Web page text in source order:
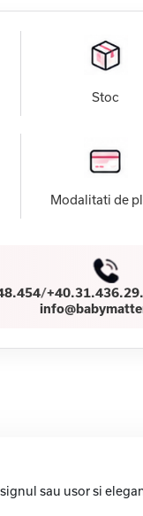
Stoc
Modalitati de
/
sau usor si